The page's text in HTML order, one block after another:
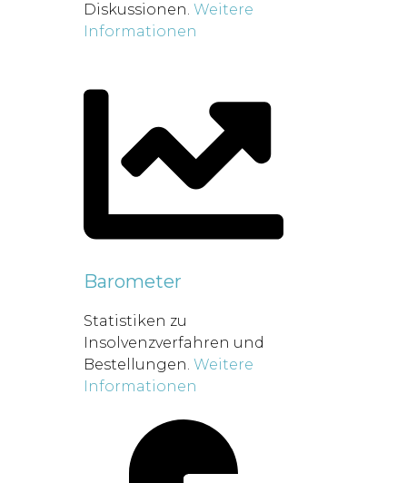
Diskussionen. Weitere
Informationen
Barometer
Statistiken zu
Insolvenzverfahren und
Bestellungen. Weitere
Informationen